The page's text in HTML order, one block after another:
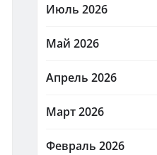
Июль 2026
Май 2026
Апрель 2026
Март 2026
Февраль 2026